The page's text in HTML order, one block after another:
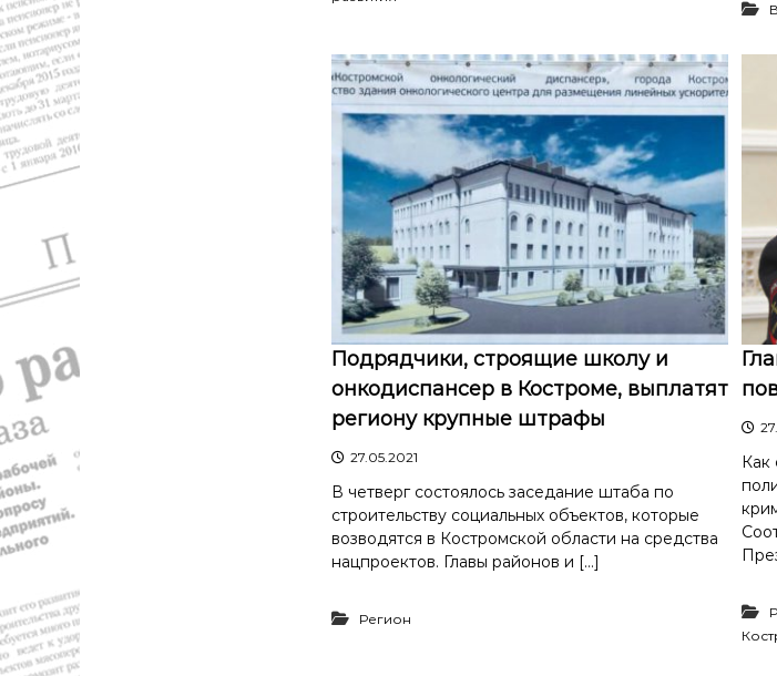
Подрядчики, строящие школу и
онкодиспансер в Костроме, выплатят
региону крупные штрафы
27.05.2021
В четверг состоялось заседание штаба по
строительству социальных объектов, которые
возводятся в Костромской области на средства
нацпроектов. Главы районов и […]
Регион
Как